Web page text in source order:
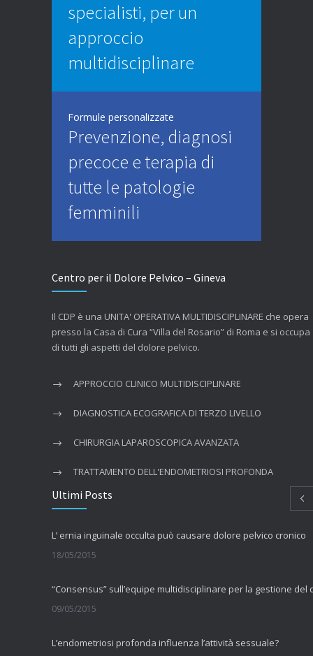
specialisti, per un
approccio
multidisciplinare
Formule personalizzate
Prevenzione, diagnosi
precoce e terapia di
tutte le patologie
femminili
Centro per il Dolore Pelvico – Gineva
Il CDP è una UNITA' OPERATIVA MULTIDISCIPLINARE che opera
presso la Casa di Cura “Villa del Rosario” di Roma e si occupa
di tutti gli aspetti del dolore pelvico.
APPROCCIO CLINICO MULTIDISCIPLINARE
DIAGNOSTICA ECOGRAFICA DI TERZO LIVELLO
CHIRURGIA LAPAROSCOPICA AVANZATA
TRATTAMENTO DELL'ENDOMETRIOSI PROFONDA
Ultimi Posts
L’ ernia inguinale occulta può causare dolore pelvico cronico
18/05/2015
09/05/2015
L’endometriosi profonda influenza l’attività sessuale?